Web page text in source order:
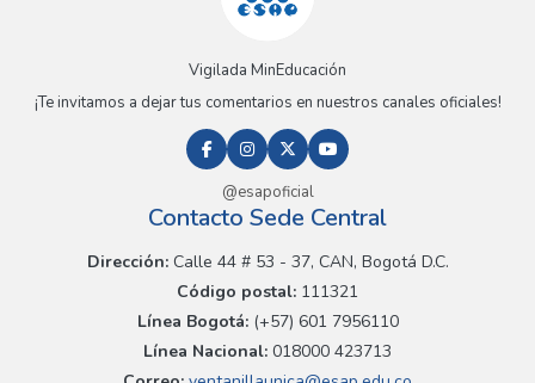
Vigilada MinEducación
¡Te invitamos a dejar tus comentarios en nuestros canales oficiales!
@esapoficial
Contacto Sede Central
Dirección:Calle 44 # 53 - 37, CAN, Bogotá D.C.
Código postal: 111321
Línea Bogotá:(+57) 601 7956110
Línea Nacional: 018000 423713